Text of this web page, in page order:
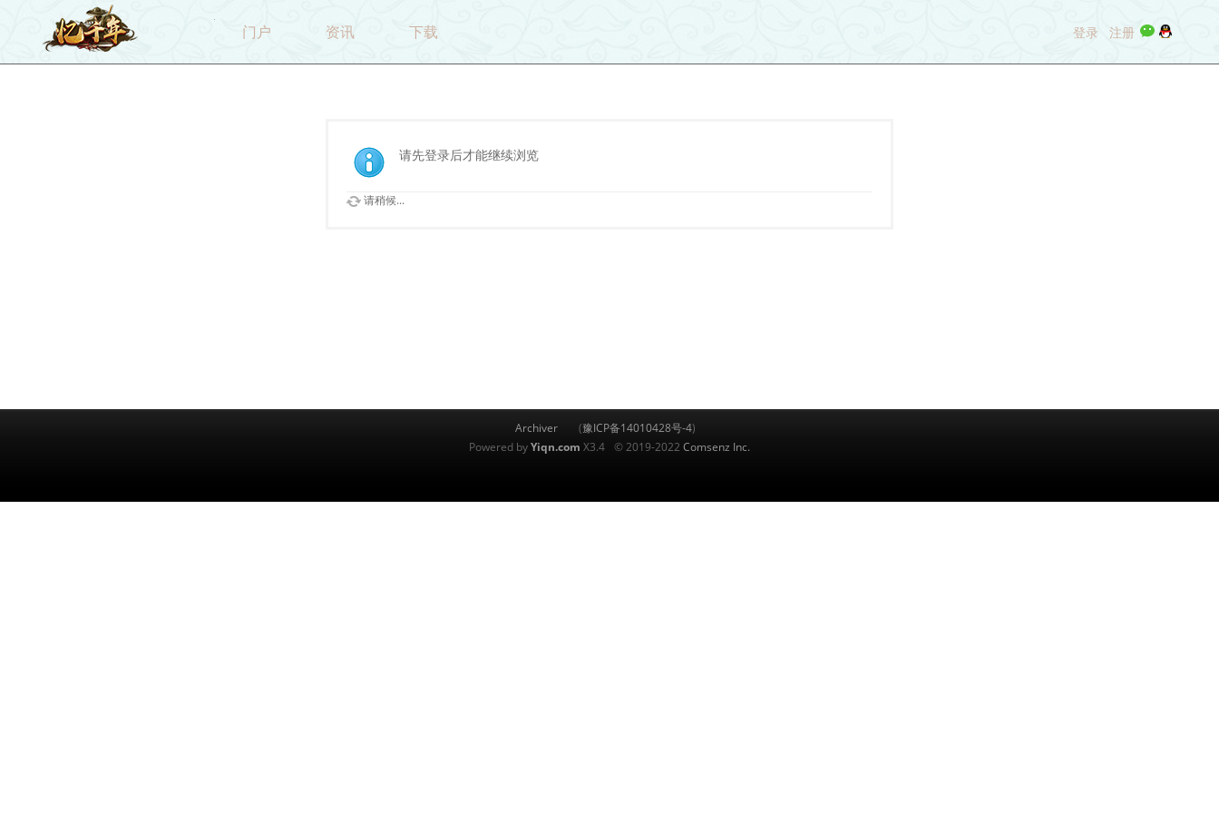
门户 资讯 下载 登录 注册
请先登录后才能继续浏览
请稍候...
Archiver (豫ICP备14010428号-4)
Powered byYiqn.com X3.4 © 2019-2022 Comsenz Inc.